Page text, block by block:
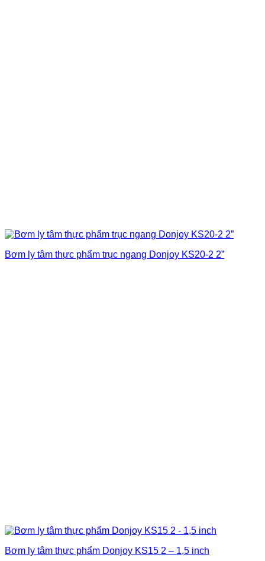
Bơm ly tâm thực phẩm trục ngang Donjoy KS20-2 2”
Bơm ly tâm thực phẩm Donjoy KS15 2 – 1,5 inch